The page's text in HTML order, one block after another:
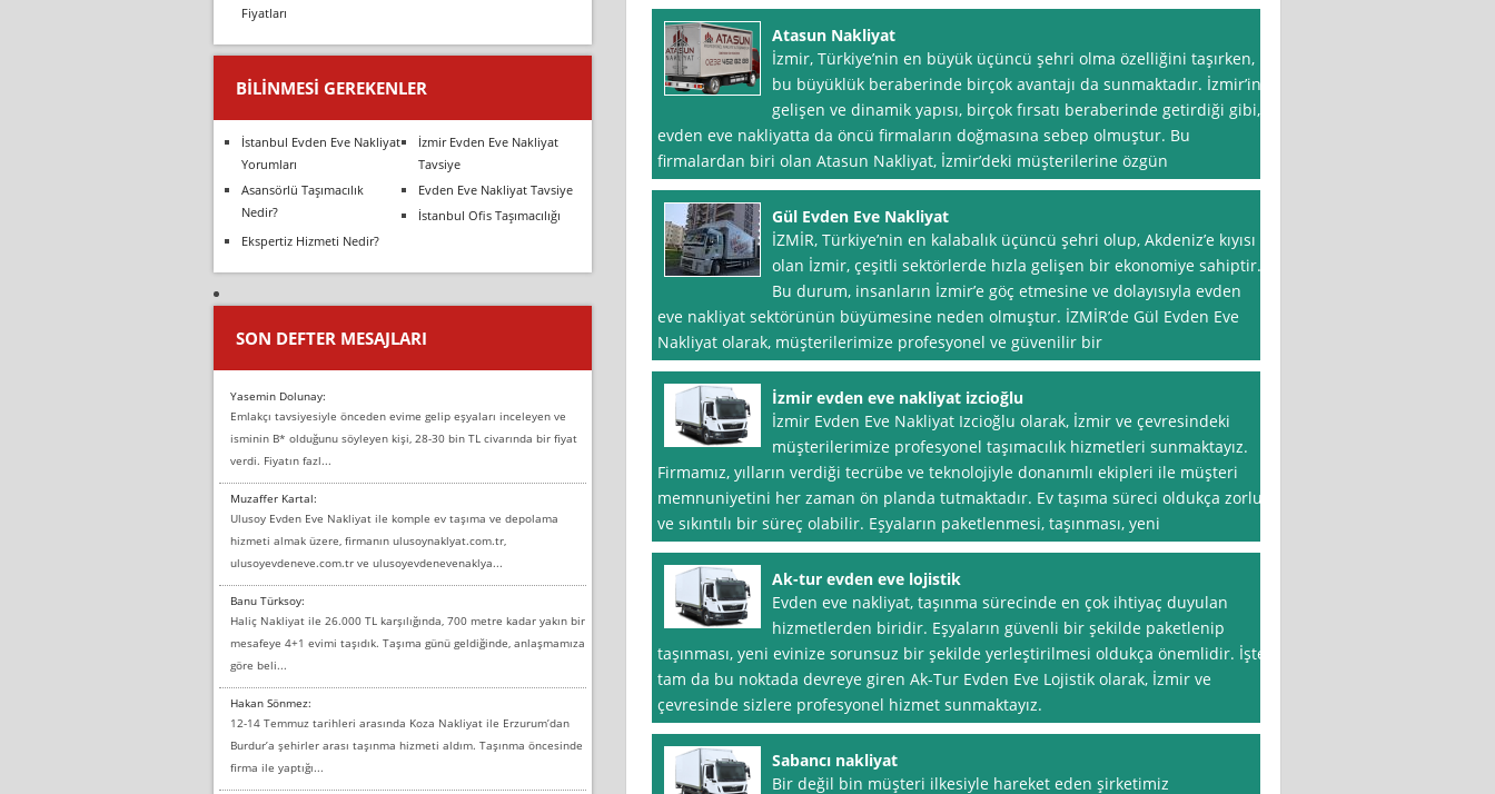
Atasun Nakliyat
İzmir, Türkiye’nin en büyük üçüncü şehri olma özelliğini taşırken,
bu büyüklük beraberinde birçok avantajı da sunmaktadır. İzmir’in
gelişen ve dinamik yapısı, birçok fırsatı beraberinde getirdiği gibi,
evden eve nakliyatta da öncü firmaların doğmasına sebep olmuştur. Bu
firmalardan biri olan Atasun Nakliyat, İzmir’deki müşterilerine özgün
Gül Evden Eve Nakliyat
İZMİR, Türkiye’nin en kalabalık üçüncü şehri olup, Akdeniz’e kıyısı
olan İzmir, çeşitli sektörlerde hızla gelişen bir ekonomiye sahiptir.
Bu durum, insanların İzmir’e göç etmesine ve dolayısıyla evden
eve nakliyat sektörünün büyümesine neden olmuştur. İZMİR’de Gül Evden Eve
Nakliyat olarak, müşterilerimize profesyonel ve güvenilir bir
İzmir evden eve nakliyat izcioğlu
İzmir Evden Eve Nakliyat Izcioğlu olarak, İzmir ve çevresindeki
müşterilerimize profesyonel taşımacılık hizmetleri sunmaktayız.
Firmamız, yılların verdiği tecrübe ve teknolojiyle donanımlı ekipleri ile müşteri
memnuniyetini her zaman ön planda tutmaktadır. Ev taşıma süreci oldukça zorlu
ve sıkıntılı bir süreç olabilir. Eşyaların paketlenmesi, taşınması, yeni
Ak-tur evden eve lojistik
Evden eve nakliyat, taşınma sürecinde en çok ihtiyaç duyulan
hizmetlerden biridir. Eşyaların güvenli bir şekilde paketlenip
taşınması, yeni evinize sorunsuz bir şekilde yerleştirilmesi oldukça önemlidir. İşte
tam da bu noktada devreye giren Ak-Tur Evden Eve Lojistik olarak, İzmir ve
çevresinde sizlere profesyonel hizmet sunmaktayız.
Sabancı nakliyat
Bir değil bin müşteri ilkesiyle hareket eden şirketimiz
Fiyatları
BILINMESI GEREKENLER
İstanbul Evden Eve Nakliyat
Yorumları
İzmir Evden Eve Nakliyat
Tavsiye
Asansörlü Taşımacılık
Nedir?
Evden Eve Nakliyat Tavsiye
İstanbul Ofis Taşımacılığı
Ekspertiz Hizmeti Nedir?
SON DEFTER MESAJLARI
Yasemin Dolunay:
Emlakçı tavsiyesiyle önceden evime gelip eşyaları inceleyen ve
isminin B* olduğunu söyleyen kişi, 28-30 bin TL civarında bir fiyat
verdi. Fiyatın fazl...
Muzaffer Kartal:
Ulusoy Evden Eve Nakliyat ile komple ev taşıma ve depolama
hizmeti almak üzere, firmanın ulusoynaklyat.com.tr,
ulusoyevdeneve.com.tr ve ulusoyevdenevenaklya...
Banu Türksoy:
Haliç Nakliyat ile 26.000 TL karşılığında, 700 metre kadar yakın bir
mesafeye 4+1 evimi taşıdık. Taşıma günü geldiğinde, anlaşmamıza
göre beli...
Hakan Sönmez:
12-14 Temmuz tarihleri arasında Koza Nakliyat ile Erzurum’dan
Burdur’a şehirler arası taşınma hizmeti aldım. Taşınma öncesinde
firma ile yaptığı...